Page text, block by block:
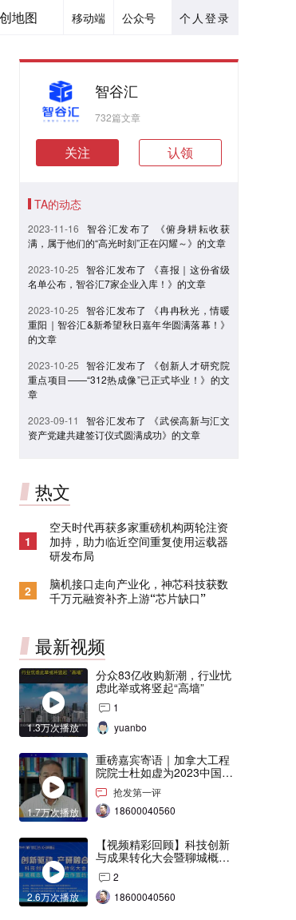
个人登录
公众号
移动端
地图
智谷汇
732篇文章
关注 认领
TA的动态
2023-11-16
智谷汇发布了 《俯身耕耘收获
满，属于他们的“高光时刻”正在闪耀～》的文章
2023-10-25 智谷汇发布了 《喜报｜这份省级
名单公布，智谷汇7家企业入库！》的文章
2023-10-25 智谷汇发布了 《冉冉秋光，情暖
重阳｜智谷汇&新希望秋日嘉年华圆满落幕！》
的文章
2023-10-25 智谷汇发布了 《创新人才研究院
重点项目——“312热成像”已正式毕业！》的文
章
2023-09-11
智谷汇发布了 《武侯高新与汇文
资产党建共建签订仪式圆满成功》的文章
热文
1
空天时代再获多家重磅机构两轮注资
加持，助力临近空间重复使用运载器
研发布局
2
脑机接口走向产业化，神芯科技获数
千万元融资补齐上游“芯片缺口”
最新视频
1.3万次播放
分众83亿收购新潮，行业忧
虑此举或将竖起“高墙”
1
yuanbo
1.7万次播放
重磅嘉宾寄语｜加拿大工程
院院士杜如虚为2023中国创
交会打Call！
抢发第一评
18600040560
2.6万次播放
【视频精彩回顾】科技创新
与成果转化大会暨聊城概念
验证中心合作签约仪式
2
18600040560